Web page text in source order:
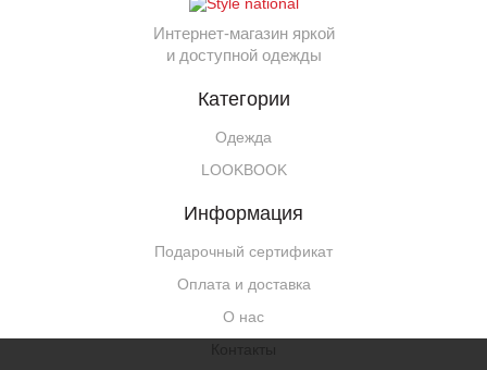
Интернет-магазин яркой
и доступной одежды
Категории
Одежда
LOOKBOOK
Информация
Подарочный сертификат
Оплата и доставка
О нас